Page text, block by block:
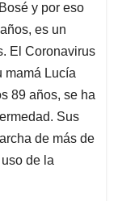
y por eso
es un
El Coronavirus
mamá Lucía
89 años, se ha
Sus
de más de
de la